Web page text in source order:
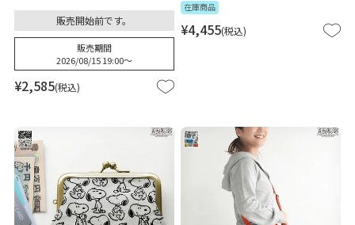
¥2,585 税込
販売開始前です。
販売期間
2026/08/15 19:00〜
在庫商品
¥4,455 税込